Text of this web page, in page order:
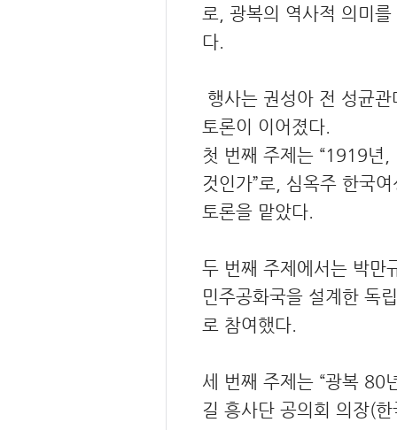
로, 광복의 역사적 의미
다.
행사는 권성아 전 성균
토론이 이어졌다.
첫 번째 주제는 “1919년,
것인가”로, 심옥주 한국
토론을 맡았다.
두 번째 주제에서는 박만
민주공화국을 설계한 독
로 참여했다.
세 번째 주제는 “광복 80
길 흥사단 공의회 의장(